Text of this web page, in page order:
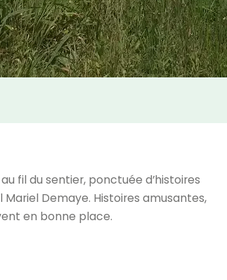
fil du sentier, ponctuée d’histoires
Demaye. Histoires amusantes,
en bonne place.